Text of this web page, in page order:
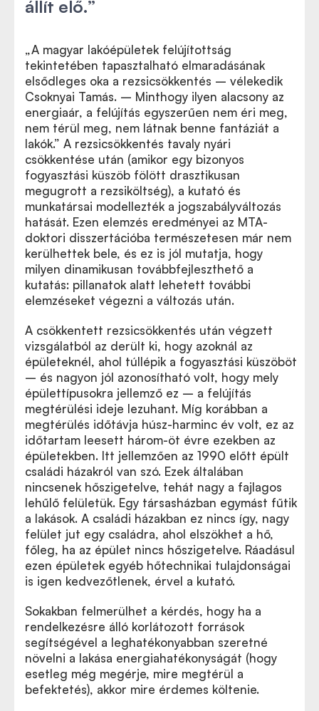
állít elő.”
„A magyar lakóépületek felújítottság
tekintetében tapasztalható elmaradásának
elsődleges oka a rezsicsökkentés – vélekedik
Csoknyai Tamás. – Minthogy ilyen alacsony az
energiaár, a felújítás egyszerűen nem éri meg,
nem térül meg, nem látnak benne fantáziát a
lakók.” A rezsicsökkentés tavaly nyári
csökkentése után (amikor egy bizonyos
fogyasztási küszöb fölött drasztikusan
megugrott a rezsiköltség), a kutató és
munkatársai modellezték a jogszabályváltozás
hatását. Ezen elemzés eredményei az MTA-
doktori disszertációba természetesen már nem
kerülhettek bele, és ez is jól mutatja, hogy
milyen dinamikusan továbbfejleszthető a
kutatás: pillanatok alatt lehetett további
elemzéseket végezni a változás után.
A csökkentett rezsicsökkentés után végzett
vizsgálatból az derült ki, hogy azoknál az
épületeknél, ahol túllépik a fogyasztási küszöböt
– és nagyon jól azonosítható volt, hogy mely
épülettípusokra jellemző ez – a felújítás
megtérülési ideje lezuhant. Míg korábban a
megtérülés időtávja húsz-harminc év volt, ez az
időtartam leesett három-öt évre ezekben az
épületekben. Itt jellemzően az 1990 előtt épült
családi házakról van szó. Ezek általában
nincsenek hőszigetelve, tehát nagy a fajlagos
lehűlő felületük. Egy társasházban egymást fűtik
a lakások. A családi házakban ez nincs így, nagy
felület jut egy családra, ahol elszökhet a hő,
főleg, ha az épület nincs hőszigetelve. Ráadásul
ezen épületek egyéb hőtechnikai tulajdonságai
is igen kedvezőtlenek, érvel a kutató.
Sokakban felmerülhet a kérdés, hogy ha a
rendelkezésre álló korlátozott források
segítségével a leghatékonyabban szeretné
növelni a lakása energiahatékonyságát (hogy
esetleg még megérje, mire megtérül a
befektetés), akkor mire érdemes költenie.